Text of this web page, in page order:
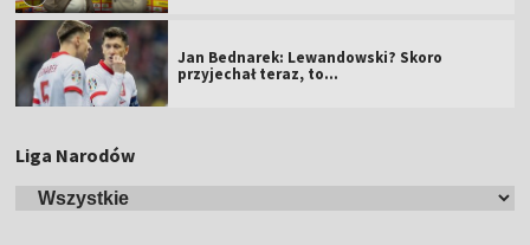
Jan Bednarek: Lewandowski? Skoro
przyjechał teraz, to…
Liga Narodów